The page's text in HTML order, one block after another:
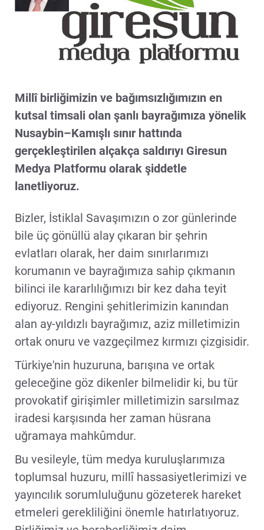
Millî birliğimizin ve bağımsızlığımızın en
kutsal timsali olan şanlı bayrağımıza yönelik
Nusaybin–Kamışlı sınır hattında
gerçekleştirilen alçakça saldırıyı Giresun
Medya Platformu olarak şiddetle
lanetliyoruz.
Bizler, İstiklal Savaşımızın o zor günlerinde
bile üç gönüllü alay çıkaran bir şehrin
evlatları olarak, her daim sınırlarımızı
korumanın ve bayrağımıza sahip çıkmanın
bilinci ile kararlılığımızı bir kez daha teyit
ediyoruz. Rengini şehitlerimizin kanından
alan ay-yıldızlı bayrağımız, aziz milletimizin
ortak onuru ve vazgeçilmez kırmızı çizgisidir.
Türkiye'nin huzuruna, barışına ve ortak
geleceğine göz dikenler bilmelidir ki, bu tür
provokatif girişimler milletimizin sarsılmaz
iradesi karşısında her zaman hüsrana
uğramaya mahkûmdur.
Bu vesileyle, tüm medya kuruluşlarımıza
toplumsal huzuru, millî hassasiyetlerimizi ve
yayıncılık sorumluluğunu gözeterek hareket
etmeleri gerekliliğini önemle hatırlatıyoruz.